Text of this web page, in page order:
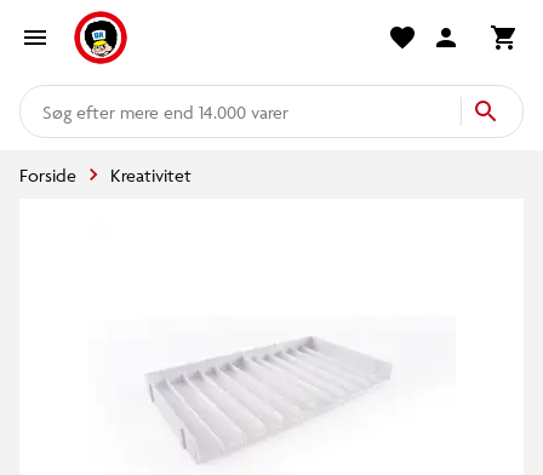
mere end 14.000 varer
Forside Kreativitet